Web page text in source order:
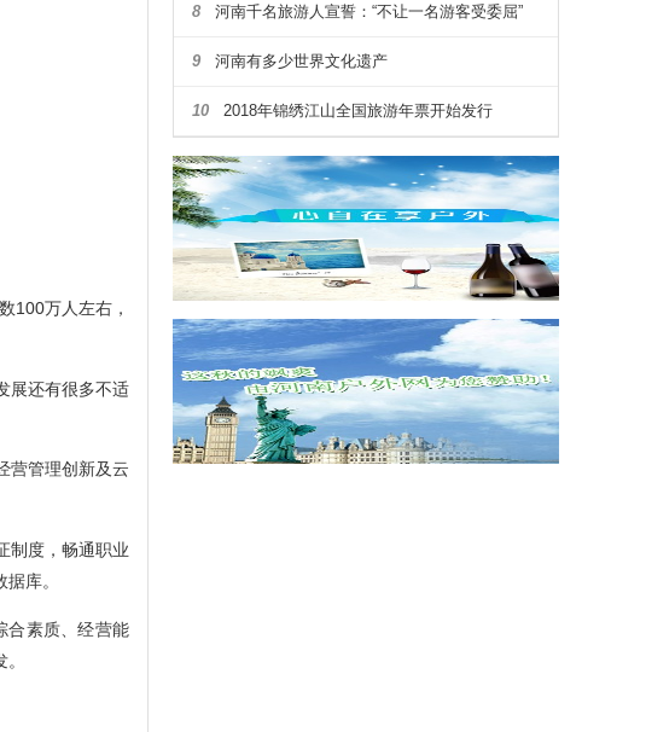
100万人左右，
展还有很多不适
营管理创新及云
制度，畅通职业
库。
素质、经营能
暨第四届河南省户外露营大会通知
8 河南千名旅游人宣誓：“不让一名游客受委屈”
9 河南有多少世界文化遗产
10 2018年锦绣江山全国旅游年票开始发行